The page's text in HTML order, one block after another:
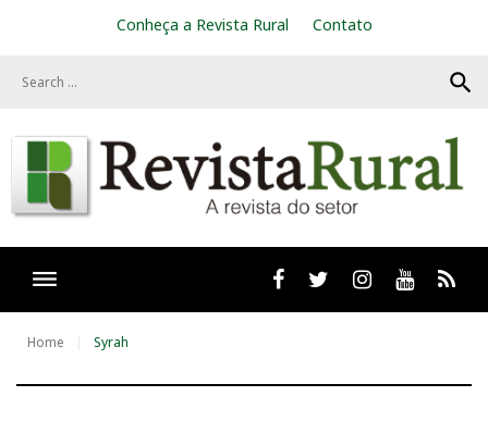
Conheça a Revista Rural Contato
search
Facebooktwitter Instagram
Youtube
Home Syrah